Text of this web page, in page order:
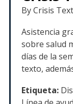
By Crisis
Asistencia
sobre salud
días de la
texto,
Etiqueta: